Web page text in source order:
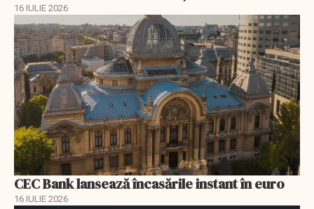
16 IULIE 2026
CEC Bank lansează încasările instant în euro
16 IULIE 2026